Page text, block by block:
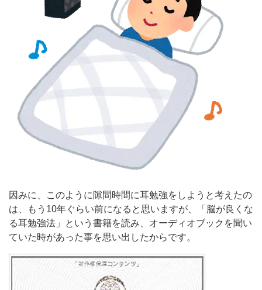
因みに、このように隙間時間に耳勉強をしようと考えたの
は、もう10年ぐらい前になると思いますが、「脳が良くな
る耳勉強法」という書籍を読み、オーディオブックを聞い
ていた時があった事を思い出したからです。